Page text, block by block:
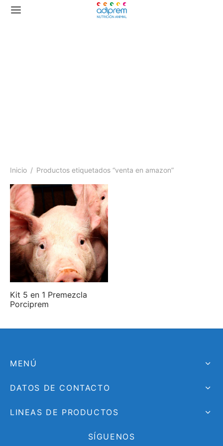
Inicio / Productos etiquetados “venta en amazon”
Kit 5 en 1 Premezcla
Porciprem
MENÚ
DATOS DE CONTACTO
LINEAS DE PRODUCTOS
SÍGUENOS